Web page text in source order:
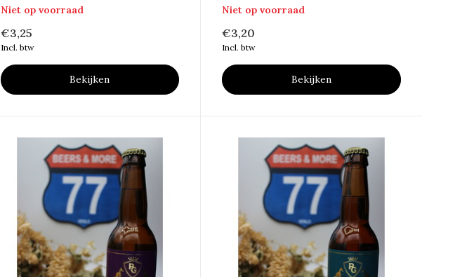
Niet op voorraad
€3,25
Incl. btw
Bekijken
Niet op voorraad
€3,20
Incl. btw
Bekijken